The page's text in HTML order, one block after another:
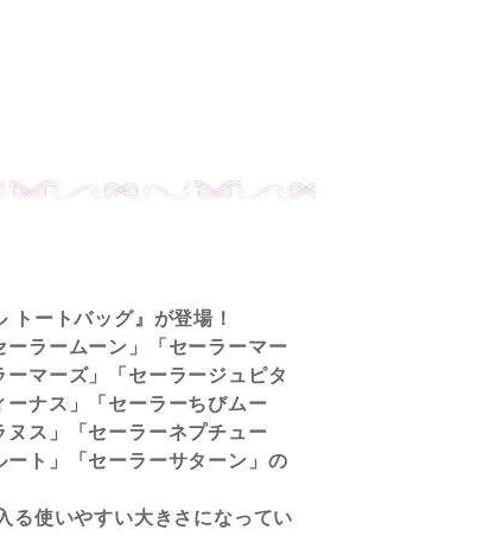
トートバッグ』が登場！
ーラームーン」「セーラーマー
マーズ」「セーラージュピタ
ーナス」「セーラーちびムー
ヌス」「セーラーネプチュー
ート」「セーラーサターン」の
る使いやすい大きさになってい